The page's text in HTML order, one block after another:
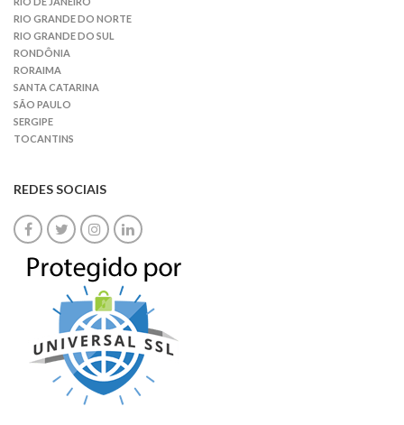
RIO GRANDE DO NORTE
RIO GRANDE DO SUL
RONDÔNIA
RORAIMA
SANTA CATARINA
SÃO PAULO
SERGIPE
TOCANTINS
REDES SOCIAIS